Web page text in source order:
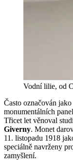
Vodní lilie, od
Často označován jako
monumentálních
Třicet let věnoval
Giverny. Monet
11. listopadu 1918
speciálně navrženy
zamyšlení.